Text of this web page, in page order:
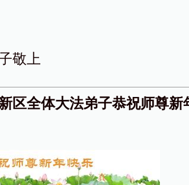
敬上
区全体大法弟子恭祝师尊新